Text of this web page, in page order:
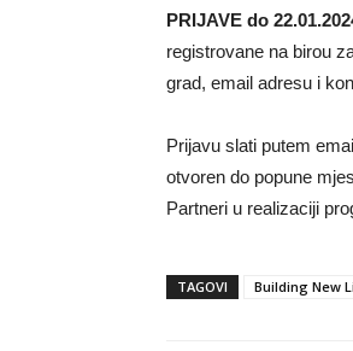
PRIJAVE do
registrovane na birou
grad, email adresu i
Prijavu slati putem
otvoren do popune
Partneri u realizaciji
TAGOVI Building New